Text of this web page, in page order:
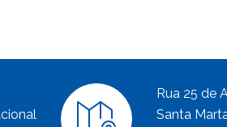
Rua 25 de
Santa